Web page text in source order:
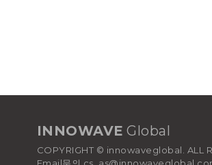
INNOWAVE Global
COPYRIGHT © innowaveglobal. ALL
Email문의